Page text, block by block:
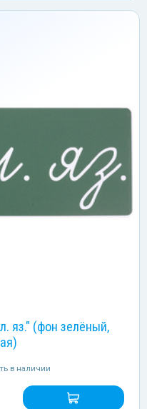
яз." (фон зелёный,
в наличии